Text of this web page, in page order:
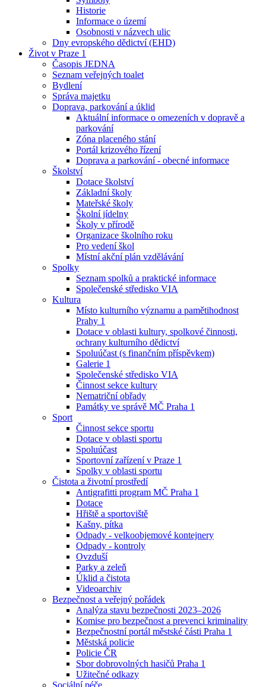
Historie
Informace o území
Osobnosti v názvech ulic
Dny evropského dědictví (EHD)
Život v Praze 1
Časopis JEDNA
Seznam veřejných toalet
Bydlení
Správa majetku
Doprava, parkování a úklid
Aktuální informace o omezeních v dopravě a
parkování
Zóna placeného stání
Portál krizového řízení
Doprava a parkování - obecné informace
Školství
Dotace školství
Základní školy
Mateřské školy
Školní jídelny
Školy v přírodě
Organizace školního roku
Pro vedení škol
Místní akční plán vzdělávání
Spolky
Seznam spolků a praktické informace
Společenské středisko VIA
Kultura
Místo kulturního významu a pamětihodnost
Prahy 1
Dotace v oblasti kultury, spolkové činnosti,
ochrany kulturního dědictví
Spoluúčast (s finančním příspěvkem)
Galerie 1
Společenské středisko VIA
Činnost sekce kultury
Nematriční obřady
Památky ve správě MČ Praha 1
Sport
Činnost sekce sportu
Dotace v oblasti sportu
Spoluúčast
Sportovní zařízení v Praze 1
Spolky v oblasti sportu
Čistota a životní prostředí
Antigrafitti program MČ Praha 1
Dotace
Hřiště a sportoviště
Kašny, pítka
Odpady - velkoobjemové kontejnery
Odpady - kontroly
Ovzduší
Parky a zeleň
Úklid a čistota
Videoarchiv
Bezpečnost a veřejný pořádek
Analýza stavu bezpečnosti 2023–2026
Komise pro bezpečnost a prevenci kriminality
Bezpečnostní portál městské části Praha 1
Městská policie
Policie ČR
Sbor dobrovolných hasičů Praha 1
Užitečné odkazy
Sociální péče